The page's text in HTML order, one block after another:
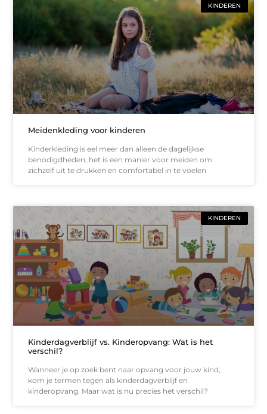
KINDEREN
Meidenkleding voor kinderen
Kinderkleding is eel meer dan alleen de dagelijkse
benodigdheden; het is een manier voor meiden om
zichzelf uit te drukken en comfortabel in te voelen
KINDEREN
Kinderdagverblijf vs. Kinderopvang: Wat is het
verschil?
Wanneer je op zoek bent naar opvang voor jouw kind,
kom je termen tegen als kinderdagverblijf en
kinderopvang. Maar wat is nu precies het verschil?